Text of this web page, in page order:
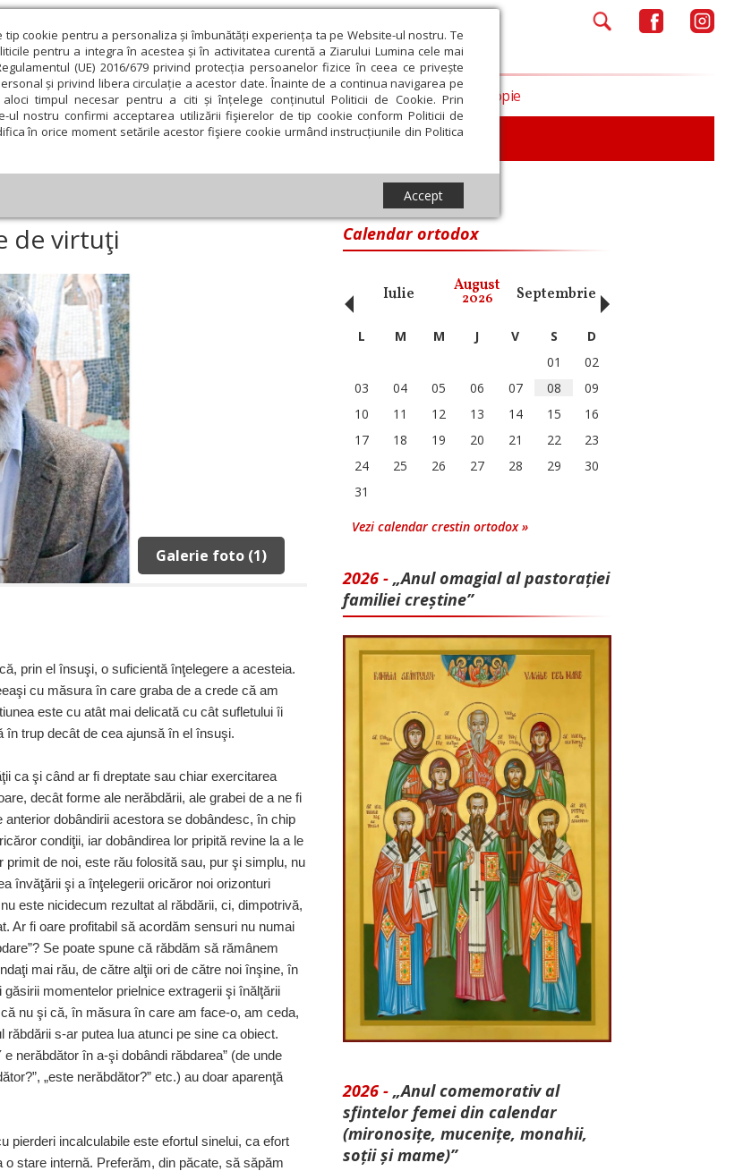
tip cookie pentru a personaliza și îmbunătăți experiența ta pe Website-ul nostru. Te
pentru a integra în acestea și în activitatea curentă a Ziarului Lumina cele mai
(UE) 2016/679 privind protecția persoanelor fizice în ceea ce privește
și privind libera circulație a acestor date. Înainte de a continua navigarea pe
timpul necesar pentru a citi și înțelege conținutul Politicii de Cookie. Prin
ul nostru confirmi acceptarea utilizării fişierelor de tip cookie conform Politicii de
în orice moment setările acestor fişiere cookie urmând instrucțiunile din Politica
Accept
spiritualitate Educaţie și Cultură Societate Opinii
Editorial Repere și idei Pilda zilei
Filantropie
de virtuţi
de virtuţi
Galerie foto (1)
prin el însuşi, o suficientă înţelegere a acesteia.
cu măsura în care graba de a crede că am
este cu atât mai delicată cu cât sufletului îi
trup decât de cea ajunsă în el însuşi.
ca şi când ar fi dreptate sau chiar exercitarea
decât forme ale nerăbdării, ale grabei de a ne fi
dobândirii acestora se dobândesc, în chip
condiţii, iar dobândirea lor pripită revine la a le
de noi, este rău folosită sau, pur şi simplu, nu
învăţării şi a înţelegerii oricăror noi orizonturi
este nicidecum rezultat al răbdării, ci, dimpotrivă,
Ar fi oare profitabil să acordăm sensuri nu numai
Se poate spune că răbdăm să rămânem
mai rău, de către alţii ori de către noi înşine, în
momentelor prielnice extragerii şi înălţării
nu şi că, în măsura în care am face-o, am ceda,
s-ar putea lua atunci pe sine ca obiect.
nerăbdător în a-şi dobândi răbdarea” (de unde
„este nerăbdător?” etc.) au doar aparenţă
pierderi incalculabile este efortul sinelui, ca efort
stare internă. Preferăm, din păcate, să săpăm
Calendar ortodox
Martie Iulie August
2026 Septembrie Octombrie
‹ L M M J V S
D
01
02
03
04 05 06 07 08
09
10
11 12 13 14 15
16
17
18 19 20 21 22
23
24
25 26 27 28 29
30
31
Vezi calendar crestin ortodox »
2026 - „Anul omagial al pastorației
familiei creștine”
2026 - „Anul comemorativ al
sfintelor femei din calendar
(mironosițe, mu­cenițe, monahii,
soții și mame)”